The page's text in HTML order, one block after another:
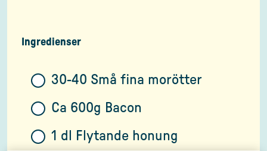
Ingredienser
30-40 Små fina morötter
Ca 600g Bacon
1 dl Flytande honung